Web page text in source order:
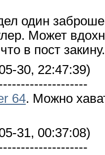
один
Может
в пост закину.
30, 22:47:39)
64. Можно
31, 00:37:08)